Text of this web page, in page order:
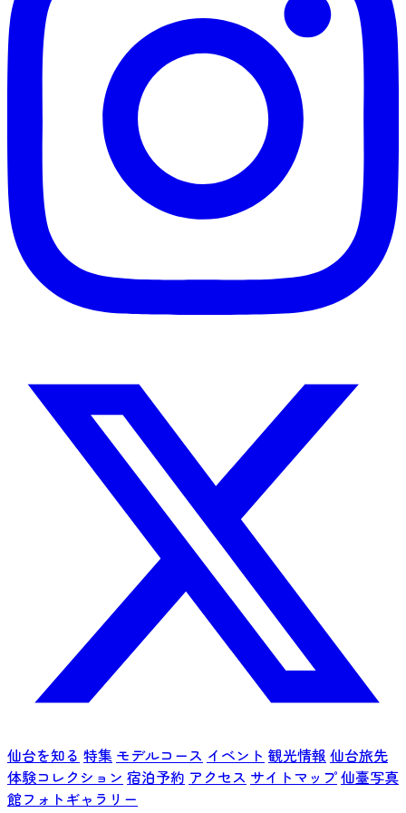
仙台を知る 特集 モデルコース イベント 観光情報 仙台旅先
体験コレクション 宿泊予約 アクセス サイトマップ仙臺写真
館フォトギャラリー